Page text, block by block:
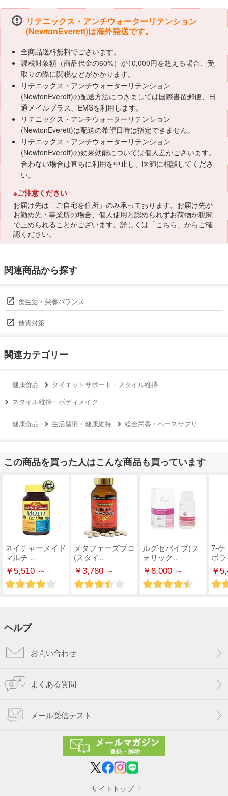
リテニックス・アンチウォーターリテンション
(NewtonEverett)は海外発送です。
全商品送料無料でございます。
課税対象額（商品代金の60%）が10,000円を超える場合、受
取りの際に関税などがかかります。
リテニックス・アンチウォーターリテンション
(NewtonEverett)の配送方法につきましては国際書留郵便、日
通メイルプラス、EMSを利用します。
リテニックス・アンチウォーターリテンション
(NewtonEverett)は配送の希望日時は指定できません。
リテニックス・アンチウォーターリテンション
(NewtonEverett)の効果効能については個人差がございます。
合わない場合は直ちに利用を中止し、医師に相談してくださ
い。
※ご注意ください
お届け先は「ご自宅を住所」のみ承っております。お届け先が
お勤め先・事業所の場合、個人使用と認められずお荷物が税関
で止められることがございます。詳しくは「こちら 」からご確
認ください。
関連商品から探す
食生活・栄養バランス
糖質対策
関連カテゴリー
健康食品
ダイエットサポート・スタイル維持
スタイル維持・ボディメイク
健康食品 生活習慣・健康維持 総合栄養・ベースサプリ
この商品を買った人はこんな商品も買っています
ネイチャーメイド
マルチ ..
￥5,510 ～
メタフェーズプロ
(スタイ..
￥3,780 ～
ルグゼバイブ(フ
ォリック..
￥8,000 ～
7-ケ
ボ
￥
ヘルプ
お問い合わせ
よくある質問
メール受信テスト
サイトトップ